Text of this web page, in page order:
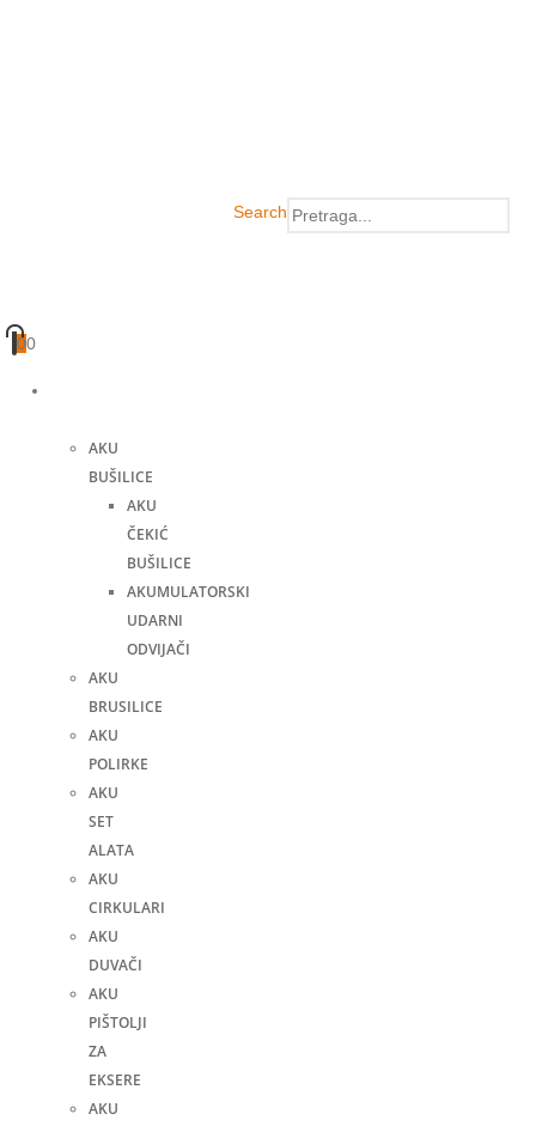
Search
00
AKU
BUŠILICE
AKU
ČEKIĆ
BUŠILICE
AKUMULATORSKI
UDARNI
ODVIJAČI
AKU
BRUSILICE
AKU
POLIRKE
AKU
SET
ALATA
AKU
CIRKULARI
AKU
DUVAČI
AKU
PIŠTOLJI
ZA
EKSERE
AKU